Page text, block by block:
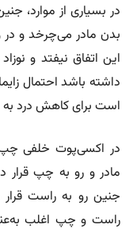
در بسیاری از موارد،
بدن مادر می‌چرخد و در
این اتفاق نیفتد و
داشته باشد احتمال
است برای کاهش درد به
جنین رو به راست